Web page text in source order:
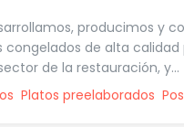
producimos y
congelados de alta calidad
de la restauración, y...
Platos preelaborados